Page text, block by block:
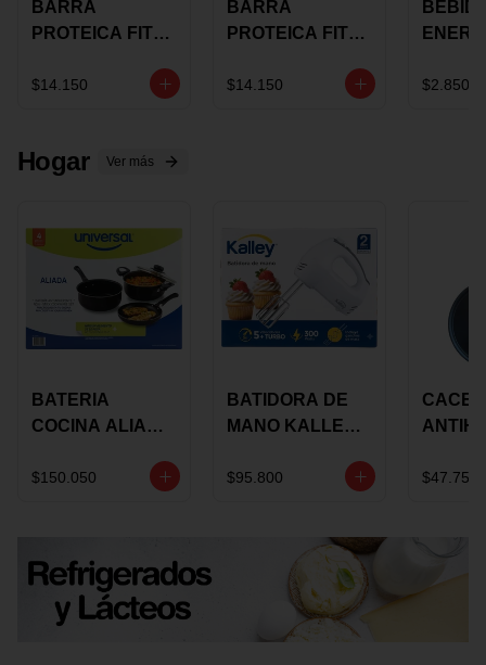
BARRA
PROTEICA FIT
CHOCOLATE X
$14.150
BARRA
PROTEICA FIT
GRS
$14.150
STACK 6G
$2.850
Hogar Ver más
BATERIA
COCINA ALIADA
PIEZAS
$150.050
BATIDORA DE
MANO KALLEY
VELOCIDADES
$95.800
TAPA
$47.750